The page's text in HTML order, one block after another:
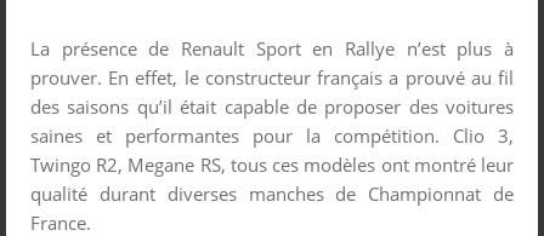
La présence de Renault Sport en Rallye n’est plus à
prouver. En effet, le constructeur français a prouvé au fil
des saisons qu’il était capable de proposer des voitures
saines et performantes pour la compétition. Clio 3,
Twingo R2, Megane RS, tous ces modèles ont montré leur
qualité durant diverses manches de Championnat de
France.